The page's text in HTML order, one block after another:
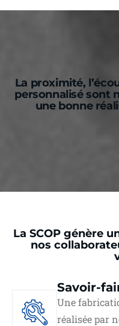
La proximité,
personnalisé sont
une bonne
La SCOP génère
nos
Savoir-
Une
réalisée par